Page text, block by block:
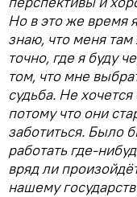
Но в это же время
знаю, что меня там
точно, где я буду
том, что мне
судьба. Не
потому что они
заботиться. Было
работать где-
вряд ли
нашему